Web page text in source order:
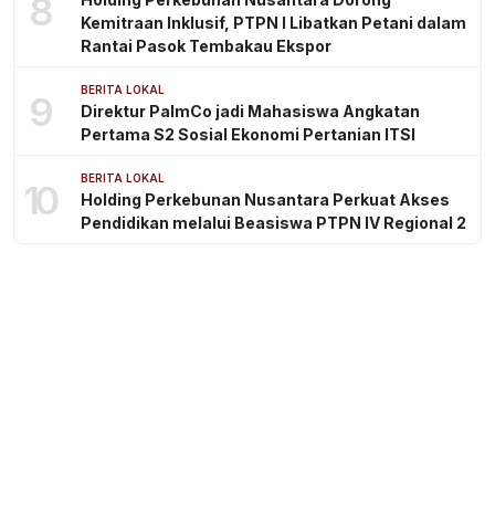
8
Kemitraan Inklusif, PTPN I Libatkan Petani dalam
Rantai Pasok Tembakau Ekspor
9 BERITA LOKAL
Direktur PalmCo jadi Mahasiswa Angkatan
Pertama S2 Sosial Ekonomi Pertanian ITSI
10 BERITA LOKAL
Holding Perkebunan Nusantara Perkuat Akses
Pendidikan melalui Beasiswa PTPN IV Regional 2